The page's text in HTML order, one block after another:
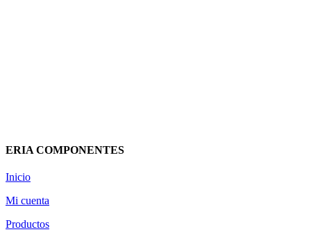
ERIA COMPONENTES
Inicio
Mi cuenta
Productos